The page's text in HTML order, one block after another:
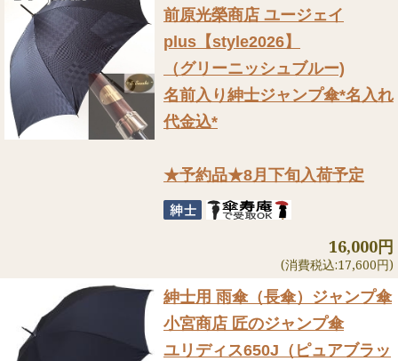
前原光榮商店 ユージェイ
plus【style2026】
（グリーニッシュブルー)
名前入り紳士ジャンプ傘*名入れ
代金込*
★予約品★8月下旬入荷予定
16,000円
(消費税込:17,600円)
紳士用 雨傘（長傘）ジャンプ傘
小宮商店 匠のジャンプ傘
ユリディス650J（ピュアブラッ